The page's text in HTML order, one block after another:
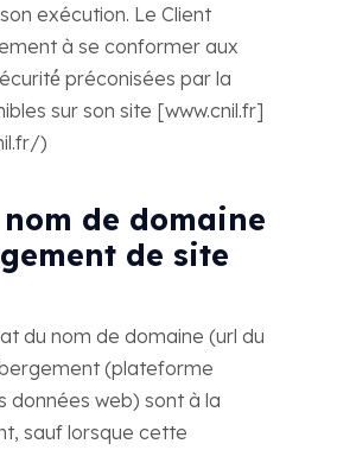
exécution. Le Client
à se conformer aux
préconisées par la
sur son site [www.cnil.fr]
)
de domaine
de site
du nom de domaine (url du
(plateforme
données web) sont à la
sauf lorsque cette